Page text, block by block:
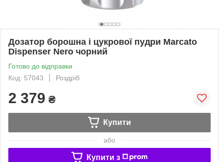
Дозатор борошна і цукрової пудри Marcato
Dispenser Nero чорний
Готово до відправки
Код: 57043
Роздріб
2 379 ₴
Купити
або
Купити з